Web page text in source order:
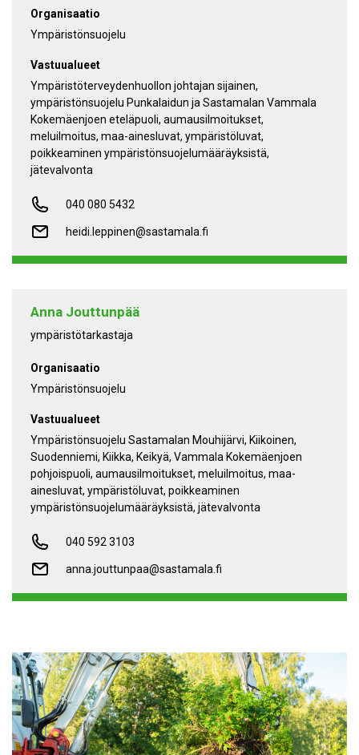
Organisaatio
Ympäristönsuojelu
Vastuualueet
Ympäristöterveydenhuollon johtajan sijainen,
ympäristönsuojelu Punkalaidun ja Sastamalan Vammala
Kokemäenjoen eteläpuoli, aumausilmoitukset,
meluilmoitus, maa-ainesluvat, ympäristöluvat,
poikkeaminen ympäristönsuojelumääräyksistä,
jätevalvonta
040 080 5432
heidi.leppinen@sastamala.fi
Anna Jouttunpää
ympäristötarkastaja
Organisaatio
Ympäristönsuojelu
Vastuualueet
ympäristönsuojelu Sastamalan Mouhijärvi, Kiikoinen,
Suodenniemi, Kiikka, Keikyä, Vammala Kokemäenjoen
pohjoispuoli, aumausilmoitukset, meluilmoitus, maa-
ainesluvat, ympäristöluvat, poikkeaminen
ympäristönsuojelumääräyksistä, jätevalvonta
040 592 3103
anna.jouttunpaa@sastamala.fi